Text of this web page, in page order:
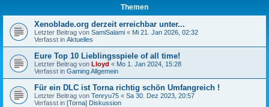
Themen
Xenoblade.org derzeit erreichbar unter...
Letzter Beitrag von SamiSalami « Mi 21. Jan 2026, 02:32
Verfasst in Aktuelles
Eure Top 10 Lieblingsspiele of all time!
Letzter Beitrag von Lloyd « Mo 1. Jan 2024, 15:28
Verfasst in Gaming Allgemein
Für ein DLC ist Torna richtig schön Umfangreich !
Letzter Beitrag von Tenryu75 « Sa 30. Dez 2023, 20:57
Verfasst in [Torna] Diskussion